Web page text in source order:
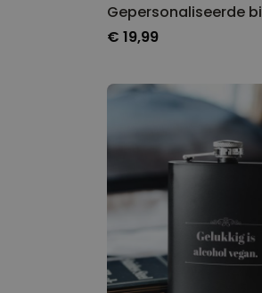
€ 19,99